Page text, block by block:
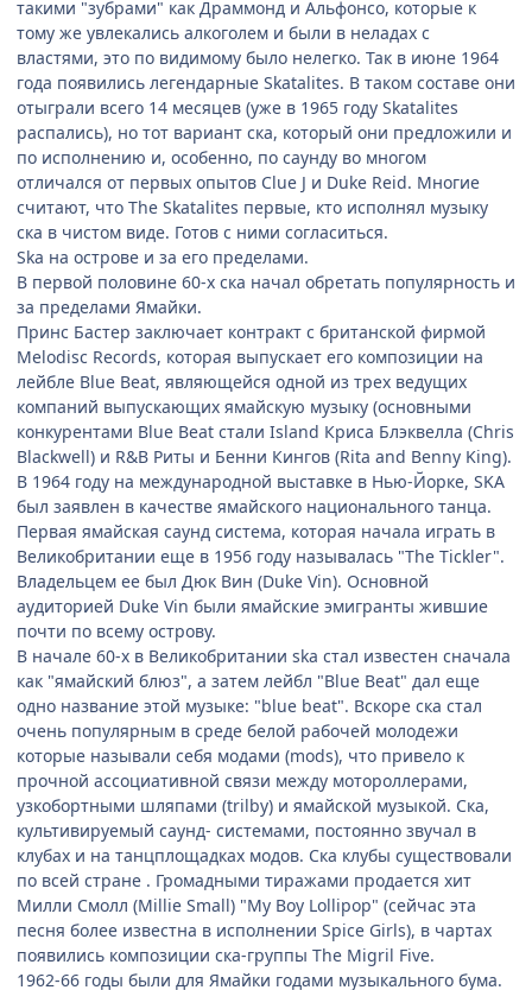
такими "зубрами" как Драммонд и Альфонсо, которые к
тому же увлекались алкоголем и были в неладах с
властями, это по видимому было нелегко. Так в июне 1964
года появились легендарные Skatalites. В таком составе они
отыграли всего 14 месяцев (уже в 1965 году Skatalites
распались), но тот вариант ска, который они предложили и
по исполнению и, особенно, по саунду во многом
отличался от первых опытов Clue J и Duke Reid. Многие
считают, что The Skatalites первые, кто исполнял музыку
ска в чистом виде. Готов с ними согласиться.
Ska на острове и за его пределами.
В первой половине 60-х ска начал обретать популярность и
за пределами Ямайки.
Принс Бастер заключает контракт с британской фирмой
Melodisc Records, которая выпускает его композиции на
лейбле Blue Beat, являющейся одной из трех ведущих
компаний выпускающих ямайскую музыку (основными
конкурентами Blue Beat стали Island Криса Блэквелла (Chris
Blackwell) и R&B Риты и Бенни Кингов (Rita and Benny King).
В 1964 году на международной выставке в Нью-Йорке, SKA
был заявлен в качестве ямайского национального танца.
Первая ямайская саунд система, которая начала играть в
Великобритании еще в 1956 году называлась "The Tickler".
Владельцем ее был Дюк Вин (Duke Vin). Основной
аудиторией Duke Vin были ямайские эмигранты жившие
почти по всему острову.
В начале 60-х в Великобритании ska стал известен сначала
как "ямайский блюз", а затем лейбл "Blue Beat" дал еще
одно название этой музыке: "blue beat". Вскоре ска стал
очень популярным в среде белой рабочей молодежи
которые называли себя модами (mods), что привело к
прочной ассоциативной связи между мотороллерами,
узкобортными шляпами (trilby) и ямайской музыкой. Ска,
культивируемый саунд- системами, постоянно звучал в
клубах и на танцплощадках модов. Ска клубы существовали
по всей стране . Громадными тиражами продается хит
Милли Смолл (Millie Small) "My Boy Lollipop" (сейчас эта
песня более известна в исполнении Spice Girls), в чартах
появились композиции ска-группы The Migril Five.
1962-66 годы были для Ямайки годами музыкального бума.